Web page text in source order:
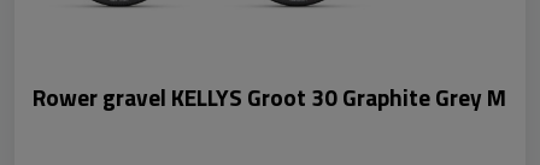
Rower gravel KELLYS Groot 30 Graphite Grey M